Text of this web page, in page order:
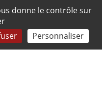
donne le contrôle sur
Personnaliser